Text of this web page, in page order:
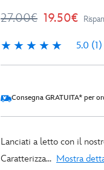
27.00€ 19.50€
5.0 (1)
5.0
Consegna GRATUITA* per
Lanciati a letto con il
Caratterizza... Mostra